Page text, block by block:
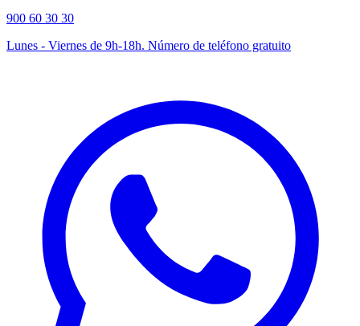
900 60 30 30
Lunes - Viernes de 9h-18h. Número de teléfono gratuito